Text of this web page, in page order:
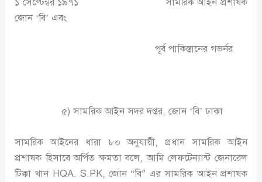
জোন ‘বি’ এবং
পূর্ব পাকিস্তানের গভর্নর
৫) সামরিক আইন সদর দপ্তর, জোন ‘বি’ ঢাকা
সামরিক আইনের ধারা ৮০ অনুযায়ী, প্রধান সামরিক আইন
প্রশাষক হিসাবে অর্পিত ক্ষমতা বলে, আমি লেফটেন্যান্ট জেনারেল
টিক্কা খান HQA. S.PK, জোন “বি” এর সামরিক আইন প্রশাষক